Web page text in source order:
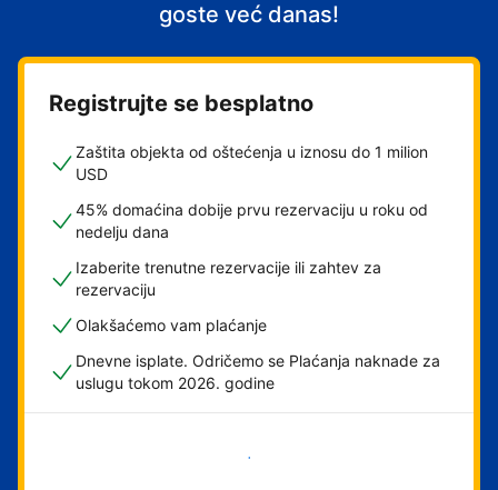
goste već danas!
Registrujte se besplatno
Zaštita objekta od oštećenja u iznosu do 1 milion
USD
45% domaćina dobije prvu rezervaciju u roku od
nedelju dana
Izaberite trenutne rezervacije ili zahtev za
rezervaciju
Olakšaćemo vam plaćanje
Dnevne isplate. Odričemo se Plaćanja naknade za
uslugu tokom 2026. godine
Počnite odmah